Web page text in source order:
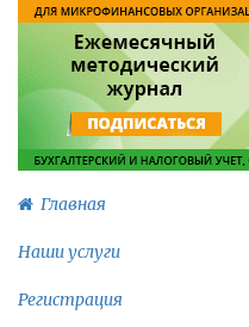
Главная
Наши услуги
Регистрация